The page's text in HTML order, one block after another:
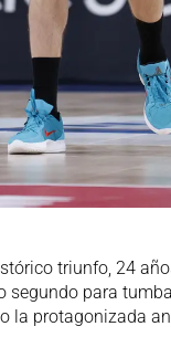
triunfo, 24
segundo para
la protagonizada